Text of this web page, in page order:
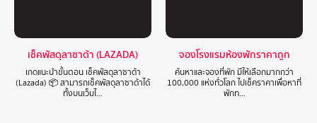
เช็คพัสดุลาซาด้า (LAZADA)
เกดแนะนำขั้นตอน เช็คพัสดุลาซาด้า
(Lazada) 📦 สามารถเช็คพัสดุลาซาด้าได้
ทั้งบนเว็บไ…
จองโรงแรมห้องพักราคาถูก
ค้นหาและจองที่พัก มีให้เลือกมากกว่า
100,000 แห่งทั่วโลก ไปเช็คราคาเพื่อหาที่
พักท…